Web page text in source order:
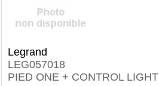
Legrand
LEG057018
PIED ONE + CONTROL LIGHT